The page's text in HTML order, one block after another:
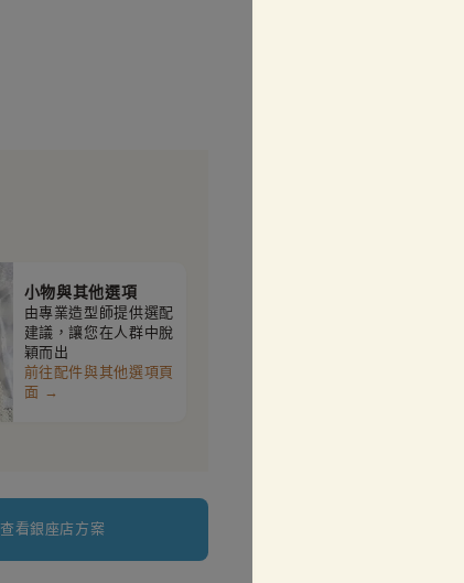
小物與其他選項
由專業造型師提供選配
建議，讓您在人群中脫
穎而出
前往配件與其他選項頁
面 →
查看銀座店方案